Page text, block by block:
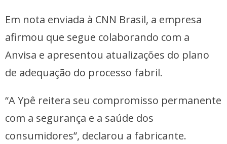
Em nota enviada à CNN Brasil, a empresa
afirmou que segue colaborando com a
Anvisa e apresentou atualizações do plano
de adequação do processo fabril.
“A Ypê reitera seu compromisso permanente
com a segurança e a saúde dos
consumidores”, declarou a fabricante.